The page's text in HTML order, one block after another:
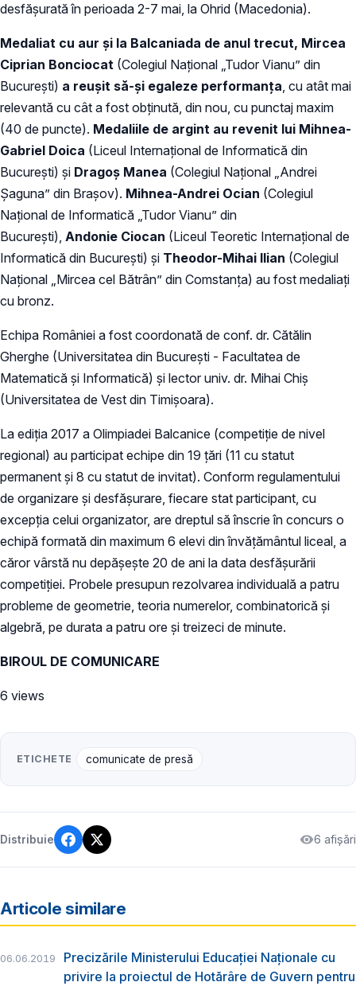
desfăşurată în perioada 2-7 mai, la Ohrid (Macedonia).
Medaliat cu aur și la Balcaniada de anul trecut, Mircea
Ciprian Bonciocat (Colegiul Naţional „Tudor Vianu” din
Bucureşti) a reușit să-și egaleze performanța, cu atât mai
relevantă cu cât a fost obținută, din nou, cu punctaj maxim
(40 de puncte). Medaliile de argint au revenit lui Mihnea-
Gabriel Doica (Liceul Internaţional de Informatică din
Bucureşti) şi Dragoș Manea (Colegiul Naţional „Andrei
Șaguna” din Brașov). Mihnea-Andrei Ocian (Colegiul
Național de Informatică „Tudor Vianu” din
București), Andonie Ciocan (Liceul Teoretic Internaţional de
Informatică din Bucureşti) și Theodor-Mihai Ilian (Colegiul
Național „Mircea cel Bătrân” din Comstanța) au fost medaliaţi
cu bronz.
Echipa României a fost coordonată de conf. dr. Cătălin
Gherghe (Universitatea din Bucureşti - Facultatea de
Matematică şi Informatică) şi lector univ. dr. Mihai Chiş
(Universitatea de Vest din Timişoara).
La ediţia 2017 a Olimpiadei Balcanice (competiţie de nivel
regional) au participat echipe din 19 ţări (11 cu statut
permanent şi 8 cu statut de invitat). Conform regulamentului
de organizare şi desfăşurare, fiecare stat participant, cu
excepţia celui organizator, are dreptul să înscrie în concurs o
echipă formată din maximum 6 elevi din învăţământul liceal, a
căror vârstă nu depăşeşte 20 de ani la data desfăşurării
competiţiei. Probele presupun rezolvarea individuală a patru
probleme de geometrie, teoria numerelor, combinatorică şi
algebră, pe durata a patru ore şi treizeci de minute.
BIROUL DE COMUNICARE
6 views
ETICHETE comunicate de presă
Distribuie 6 afișări
Articole similare
06.06.2019
Precizările Ministerului Educației Naționale cu
privire la proiectul de Hotărâre de Guvern pentru